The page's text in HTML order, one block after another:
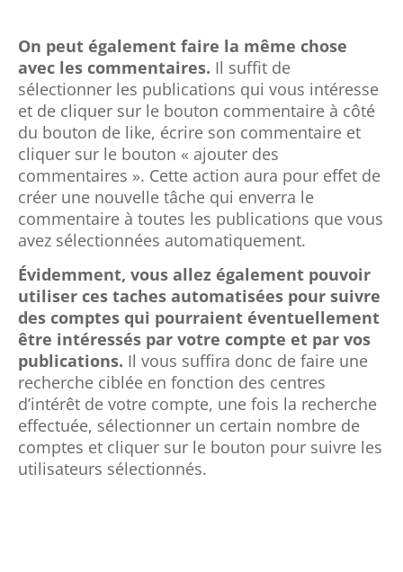
On peut également faire la même chose
avec les commentaires. Il suffit de
sélectionner les publications qui vous intéresse
et de cliquer sur le bouton commentaire à côté
du bouton de like, écrire son commentaire et
cliquer sur le bouton « ajouter des
commentaires ». Cette action aura pour effet de
créer une nouvelle tâche qui enverra le
commentaire à toutes les publications que vous
avez sélectionnées automatiquement.
Évidemment, vous allez également pouvoir
utiliser ces taches automatisées pour suivre
des comptes qui pourraient éventuellement
être intéressés par votre compte et par vos
publications. Il vous suffira donc de faire une
recherche ciblée en fonction des centres
d’intérêt de votre compte, une fois la recherche
effectuée, sélectionner un certain nombre de
comptes et cliquer sur le bouton pour suivre les
utilisateurs sélectionnés.